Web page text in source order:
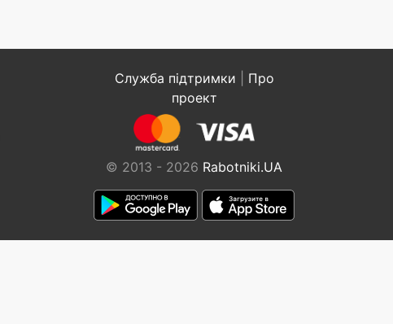
Служба підтримки
Про
проект
© 2013 - 2026 Rabotniki.UA